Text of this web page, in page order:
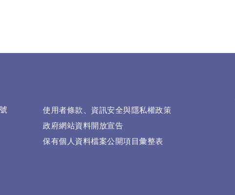
使用者條款、資訊安全與隱私權政策
政府網站資料開放宣告
保有個人資料檔案公開項目彙整表